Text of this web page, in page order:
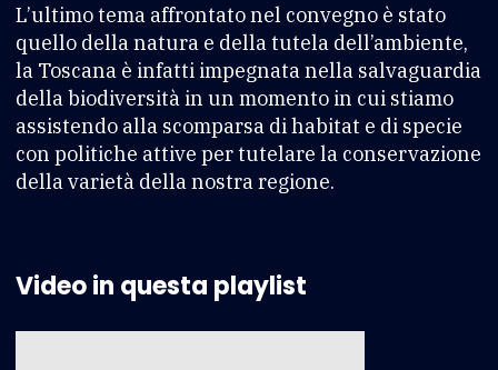
L’ultimo tema affrontato nel convegno è stato
quello della natura e della tutela dell’ambiente,
la Toscana è infatti impegnata nella salvaguardia
della biodiversità in un momento in cui stiamo
assistendo alla scomparsa di habitat e di specie
con politiche attive per tutelare la conservazione
della varietà della nostra regione.
Video in questa playlist